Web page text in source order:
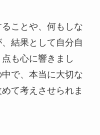
ことや、何もしな
結果として自分自
も心に響きまし
で、本当に大切な
て考えさせられま